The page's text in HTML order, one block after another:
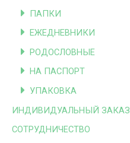
ПАПКИ
ЕЖЕДНЕВНИКИ
РОДОСЛОВНЫЕ
НА ПАСПОРТ
УПАКОВКА
ИНДИВИДУАЛЬНЫЙ ЗАКАЗ
СОТРУДНИЧЕСТВО